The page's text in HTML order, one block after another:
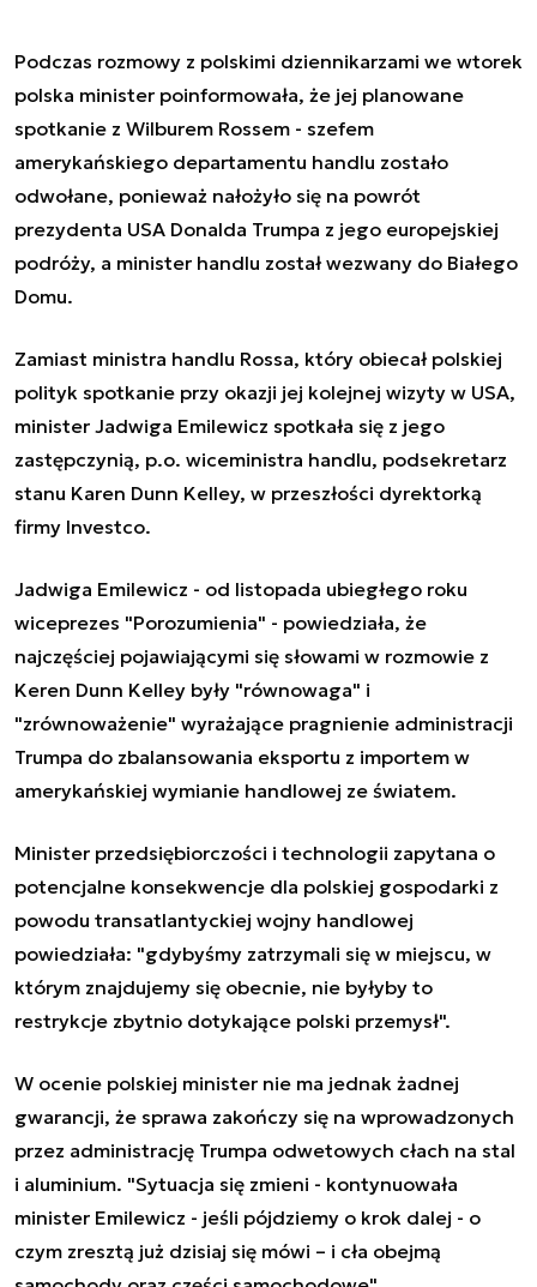
Podczas rozmowy z polskimi dziennikarzami we wtorek
polska minister poinformowała, że jej planowane
spotkanie z Wilburem Rossem - szefem
amerykańskiego departamentu handlu zostało
odwołane, ponieważ nałożyło się na powrót
prezydenta USA Donalda Trumpa z jego europejskiej
podróży, a minister handlu został wezwany do Białego
Domu.
Zamiast ministra handlu Rossa, który obiecał polskiej
polityk spotkanie przy okazji jej kolejnej wizyty w USA,
minister Jadwiga Emilewicz spotkała się z jego
zastępczynią, p.o. wiceministra handlu, podsekretarz
stanu Karen Dunn Kelley, w przeszłości dyrektorką
firmy Investco.
Jadwiga Emilewicz - od listopada ubiegłego roku
wiceprezes "Porozumienia" - powiedziała, że
najczęściej pojawiającymi się słowami w rozmowie z
Keren Dunn Kelley były "równowaga" i
"zrównoważenie" wyrażające pragnienie administracji
Trumpa do zbalansowania eksportu z importem w
amerykańskiej wymianie handlowej ze światem.
Minister przedsiębiorczości i technologii zapytana o
potencjalne konsekwencje dla polskiej gospodarki z
powodu transatlantyckiej wojny handlowej
powiedziała: "gdybyśmy zatrzymali się w miejscu, w
którym znajdujemy się obecnie, nie byłyby to
restrykcje zbytnio dotykające polski przemysł".
W ocenie polskiej minister nie ma jednak żadnej
gwarancji, że sprawa zakończy się na wprowadzonych
przez administrację Trumpa odwetowych cłach na stal
i aluminium. "Sytuacja się zmieni - kontynuowała
minister Emilewicz - jeśli pójdziemy o krok dalej - o
czym zresztą już dzisiaj się mówi – i cła obejmą